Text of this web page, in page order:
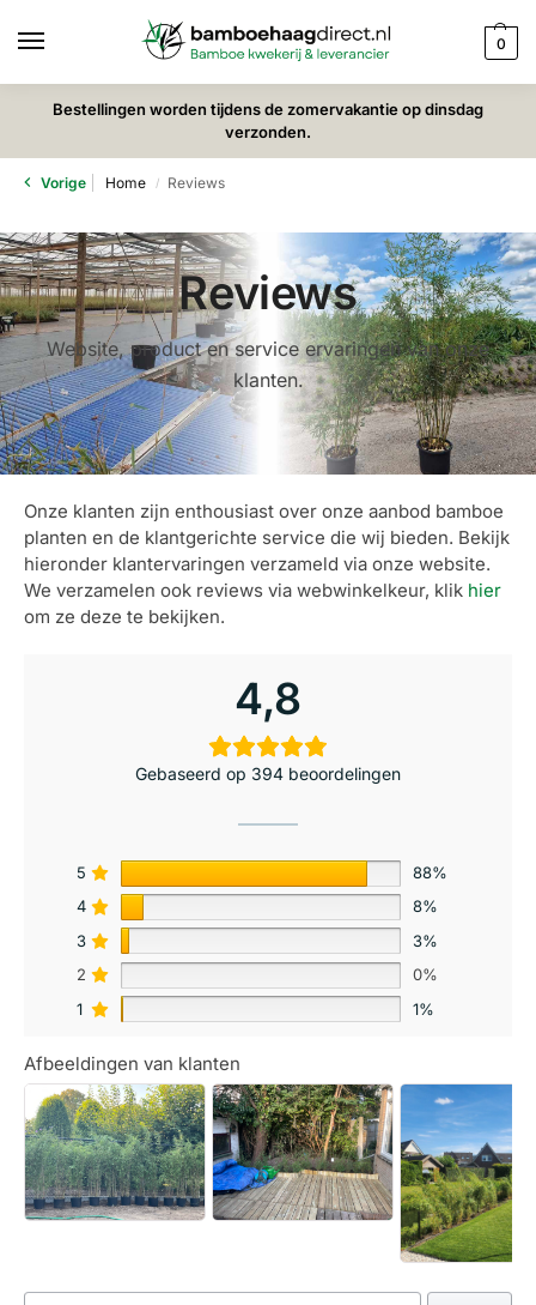
0
Bestellingen worden tijdens de zomervakantie op dinsdag
verzonden.
Vorige Home / Reviews
Reviews
Website, product en service ervaringen van onze
klanten.
Onze klanten zijn enthousiast over onze aanbod bamboe
planten en de klantgerichte service die wij bieden. Bekijk
hieronder klantervaringen verzameld via onze website.
We verzamelen ook reviews via webwinkelkeur, klik hier
om ze deze te bekijken.
4,8
Gebaseerd op 394 beoordelingen
5
88%
4
8%
3
3%
2
0%
1
1%
Afbeeldingen van klanten